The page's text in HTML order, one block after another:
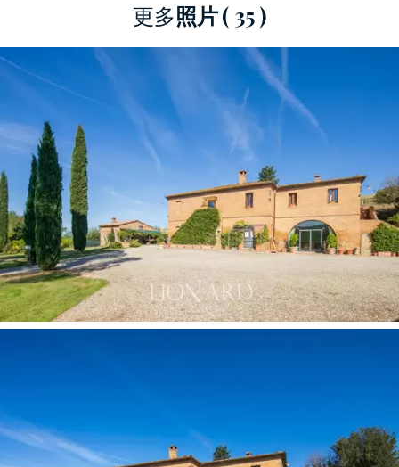
為使兩間專門用於招待的公寓個性化而選擇的家
具展示了精緻的古董家具和裝飾品，旨在重現一
種極具魅力的環境，就像我們住在主屋時一樣。
兩間公寓中的第一間，包括一個設備齊全的廚
房、一間舒適的臥室和一間浴室，位於家庭農舍
內，可直接通往泳池區。
第二套公寓可從位於房屋兩側的便利雙入口進
入，有兩間雙人臥室、一間大客廳、一間廚房和
兩間浴室。在它的前面，一個華麗的天篷配備了
雨傘、桌子和椅子，供您放鬆身心。
在該物業周圍 2,000 平方米的公園內，還有另外
還有一個 30 平方米的車庫。
更多照片( 35 )